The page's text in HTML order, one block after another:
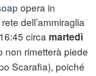
opera in
dell’ammiraglia
circa martedì
non rimetterà piede
Scarafia), poiché